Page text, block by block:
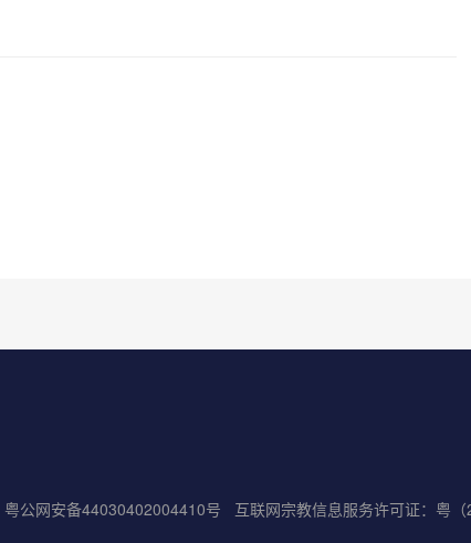
粤公网安备44030402004410号 互联网宗教信息服务许可证：粤